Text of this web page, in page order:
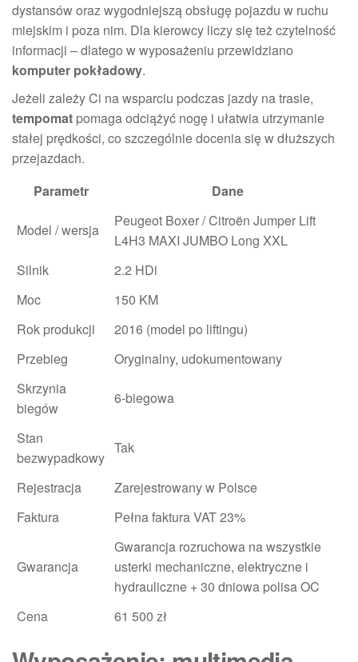
dystansów oraz wygodniejszą obsługę pojazdu w ruchu
miejskim i poza nim. Dla kierowcy liczy się też czytelność
informacji – dlatego w wyposażeniu przewidziano
komputer pokładowy.
Jeżeli zależy Ci na wsparciu podczas jazdy na trasie,
tempomat pomaga odciążyć nogę i ułatwia utrzymanie
stałej prędkości, co szczególnie docenia się w dłuższych
przejazdach.
Parametr
Dane
Model / wersja
Peugeot Boxer / Citroën Jumper Lift
L4H3 MAXI JUMBO Long XXL
Silnik
2.2 HDi
Moc
150 KM
Rok produkcji
2016 (model po liftingu)
Przebieg
Oryginalny, udokumentowany
Skrzynia
biegów
6-biegowa
Stan
bezwypadkowy
Tak
Rejestracja
Zarejestrowany w Polsce
Faktura
Pełna faktura VAT 23%
Gwarancja
Gwarancja rozruchowa na wszystkie
usterki mechaniczne, elektryczne i
hydrauliczne + 30 dniowa polisa OC
Cena
61 500 zł